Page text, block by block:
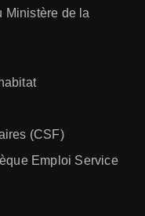
Ministère de la
(CSF)
Emploi Service